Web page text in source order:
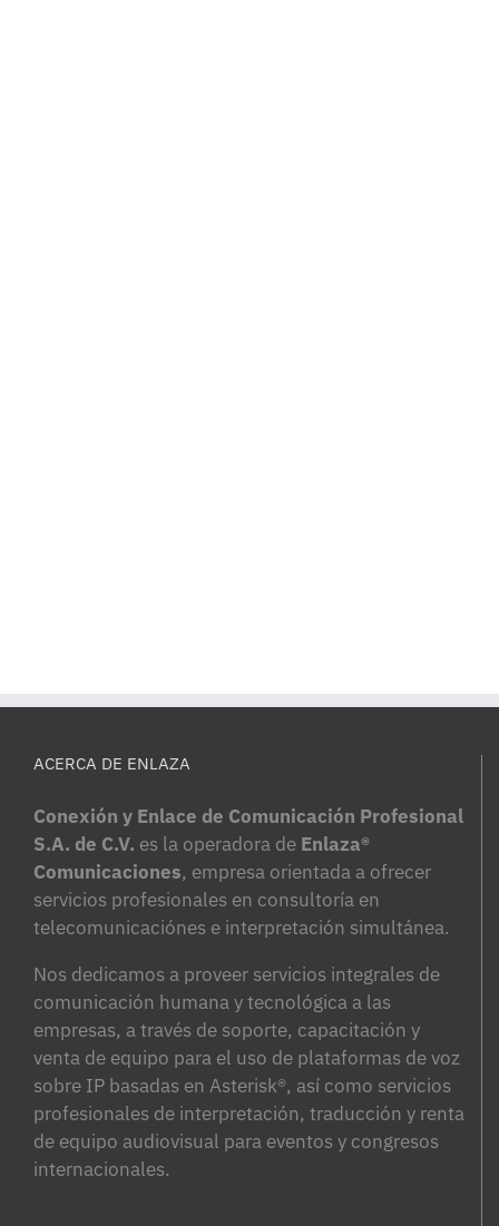
ACERCA DE ENLAZA
Conexión y Enlace de Comunicación Profesional
S.A. de C.V. es la operadora de Enlaza®
Comunicaciones, empresa orientada a ofrecer
servicios profesionales en consultoría en
telecomunicaciónes e interpretación simultánea.
Nos dedicamos a proveer servicios integrales de
comunicación humana y tecnológica a las
empresas, a través de soporte, capacitación y
venta de equipo para el uso de plataformas de voz
sobre IP basadas en Asterisk®, así como servicios
profesionales de interpretación, traducción y renta
de equipo audiovisual para eventos y congresos
internacionales.